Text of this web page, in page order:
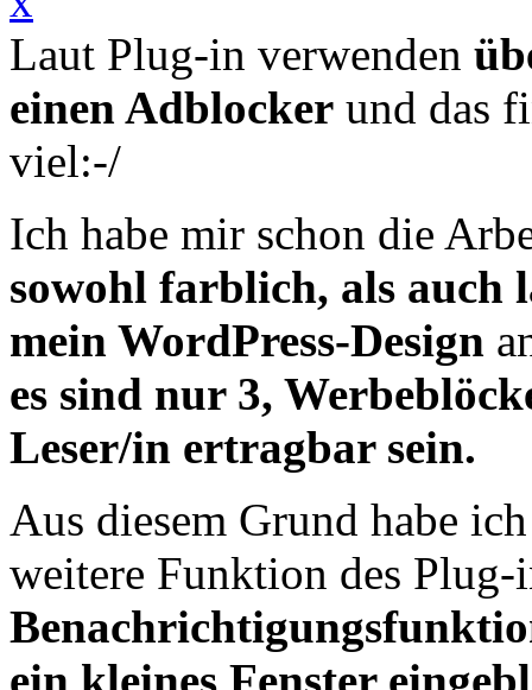
Laut Plug-in verwenden
einen Adblocker und das
viel:-/
Ich habe mir schon die
sowohl farblich, als auch
mein WordPress-Design
es sind nur 3,
Leser/in ertragbar sein.
Aus diesem Grund habe
weitere Funktion des
ein kleines Fenster